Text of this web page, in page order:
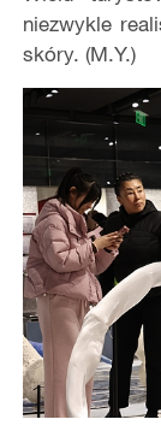
niezwykle
skóry. (M.Y.)